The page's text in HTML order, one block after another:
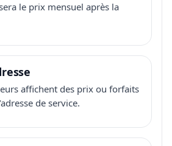
le prix mensuel après la
affichent des prix ou forfaits
de service.